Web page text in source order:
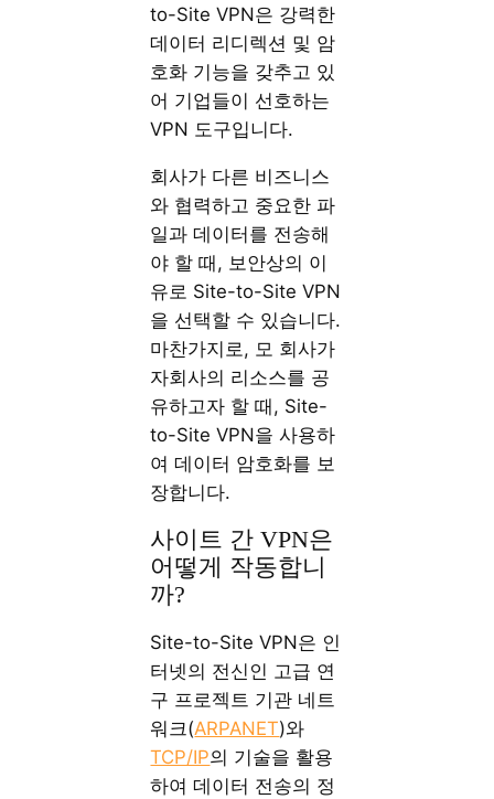
to-Site VPN은 강력한
데이터 리디렉션 및 암
호화 기능을 갖추고 있
어 기업들이 선호하는
VPN 도구입니다.
회사가 다른 비즈니스
와 협력하고 중요한 파
일과 데이터를 전송해
야 할 때, 보안상의 이
유로 Site-to-Site VPN
을 선택할 수 있습니다.
마찬가지로, 모 회사가
자회사의 리소스를 공
유하고자 할 때, Site-
to-Site VPN을 사용하
여 데이터 암호화를 보
장합니다.
사이트 간 VPN은
어떻게 작동합니
까?
Site-to-Site VPN은 인
터넷의 전신인 고급 연
구 프로젝트 기관 네트
워크(ARPANET)와
TCP/IP의 기술을 활용
하여 데이터 전송의 정